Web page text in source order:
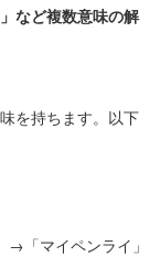
など複数意味の解
を持ちます。以下
→「マイペンライ」